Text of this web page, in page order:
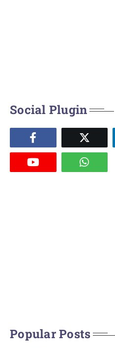
Social Plugin
Popular Posts